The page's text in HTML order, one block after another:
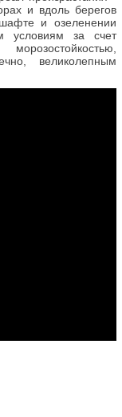
и вдоль берегов
и озеленении
условиям за счет
великолепным